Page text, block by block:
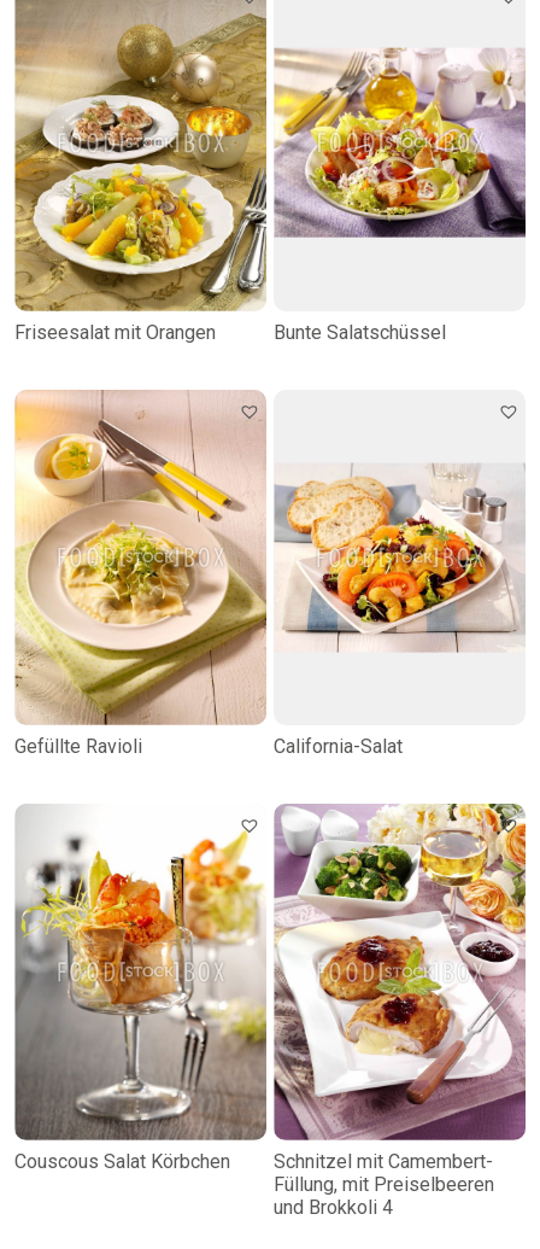
Friseesalat mit Orangen Bunte Salatschüssel
Gefüllte Ravioli California-Salat
Couscous Salat Körbchen
Schnitzel mit Camembert-
Füllung, mit Preiselbeeren
und Brokkoli 4